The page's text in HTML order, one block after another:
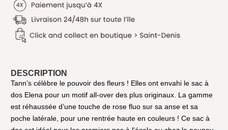
DESCRIPTION
Tann’s célèbre le pouvoir des fleurs ! Elles ont envahi le sac à
dos Elena pour un motif all-over des plus originaux. La gamme
est réhaussée d’une touche de rose fluo sur sa anse et sa
poche latérale, pour une rentrée haute en couleurs ! Ce sac à